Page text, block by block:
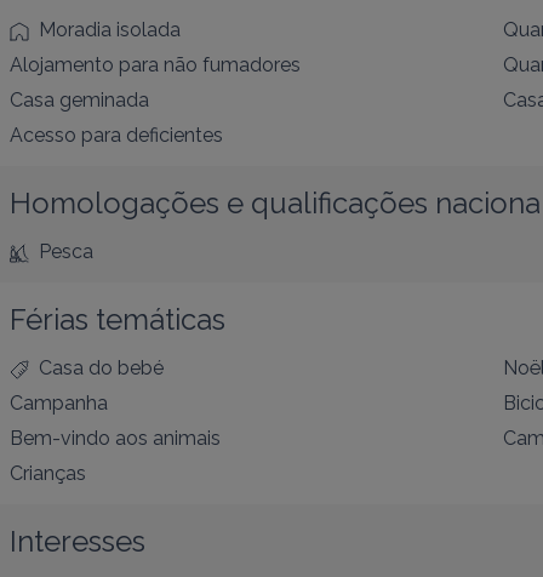
Moradia isolada
Alojamento para não fumadores
Casa geminada
Acesso para deficientes
Homologações e qualificações
Pesca
Férias temáticas
Casa do bebé
Campanha
Bem-vindo aos animais
Crianças
Interesses